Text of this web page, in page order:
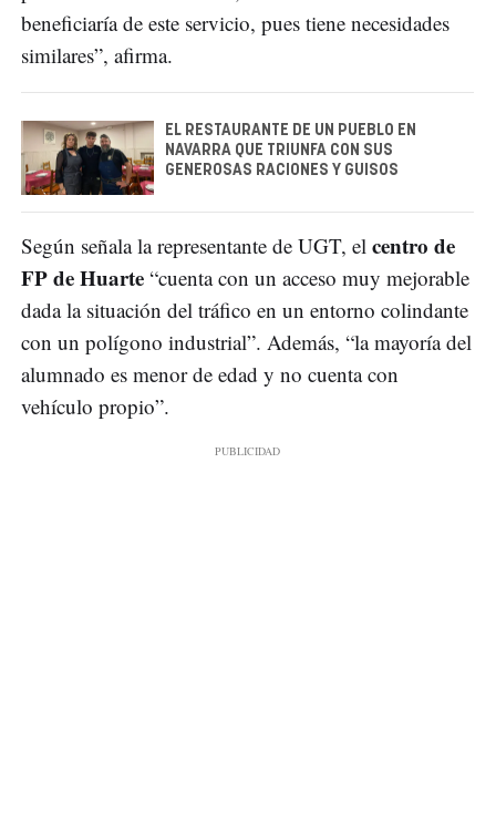
beneficiaría de este servicio, pues tiene necesidades
similares”, afirma.
EL RESTAURANTE DE UN PUEBLO EN
NAVARRA QUE TRIUNFA CON SUS
GENEROSAS RACIONES Y GUISOS
Según señala la representante de UGT, el centro de
FP de Huarte “cuenta con un acceso muy mejorable
dada la situación del tráfico en un entorno colindante
con un polígono industrial”. Además, “la mayoría del
alumnado es menor de edad y no cuenta con
vehículo propio”.